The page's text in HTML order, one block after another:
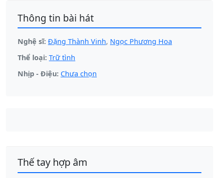
Thông tin bài hát
Nghệ sĩ: Đặng Thành Vinh, Ngọc Phương Hoa
Thể loại: Trữ tình
Nhịp - Điệu: Chưa chọn
Thế tay hợp âm